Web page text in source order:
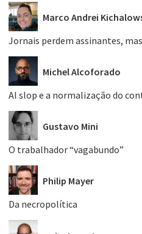
Marco Andrei
Jornais perdem assinantes,
Michel Alcoforado
AI slop e a normalização do
Gustavo Mini
O trabalhador “vagabundo”
Philip Mayer
Da necropolítica